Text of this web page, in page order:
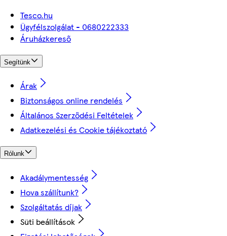
Tesco.hu
Ügyfélszolgálat - 0680222333
Áruházkereső
Segítünk
Árak
Biztonságos online rendelés
Általános Szerződési Feltételek
Adatkezelési és Cookie tájékoztató
Rólunk
Akadálymentesség
Hova szállítunk?
Szolgáltatás díjak
Süti beállítások